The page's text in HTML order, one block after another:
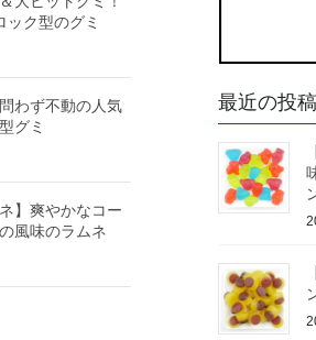
ック型のグミ
わず不動の人気
グミ
】爽やかなコー
風味のラムネ
最近の投稿